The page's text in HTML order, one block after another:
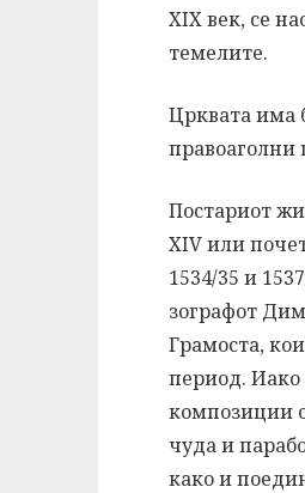
XIX век, се
темелите.
Црквата има
правоаголни
Постариот
XIV или
1534/35 и
зографот
Грамоста,
период. Иако
композиции
чуда и
како и